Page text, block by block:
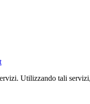
Utilizzando tali